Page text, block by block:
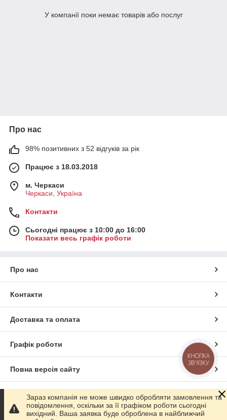
У компанії поки немає товарів або послуг
Про нас
98% позитивних з 52 відгуків за рік
Працює з 18.03.2018
м. Черкаси
Черкаси, Україна
Контакти
Сьогодні працює з 10:00 до 16:00
Показати весь графік роботи
Про нас
Контакти
Доставка та оплата
Графік роботи
Повна версія сайту
Сайт створено на маркетплейсіProm.ua
Зараз компанія не може швидко обробляти замовлення та
повідомлення, оскільки за її графіком роботи сьогодні
вихідний. Ваша заявка буде оброблена в найближчий
КНОПКА
ЗВ'ЯЗКУ